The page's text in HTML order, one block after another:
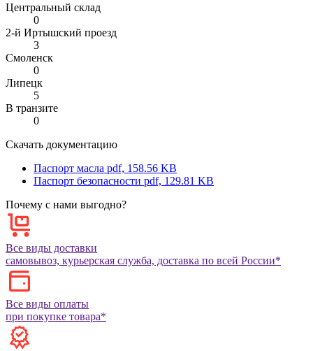
Центральный склад
0
2-й Иртышский проезд
3
Смоленск
0
Липецк
5
В транзите
0
Скачать документацию
Паспорт масла pdf, 158.56 KB
Паспорт безопасности pdf, 129.81 KB
Почему с нами выгодно?
Все виды доставки
самовывоз, курьерская служба, доставка по всей России*
Все виды оплаты
при покупке товара*